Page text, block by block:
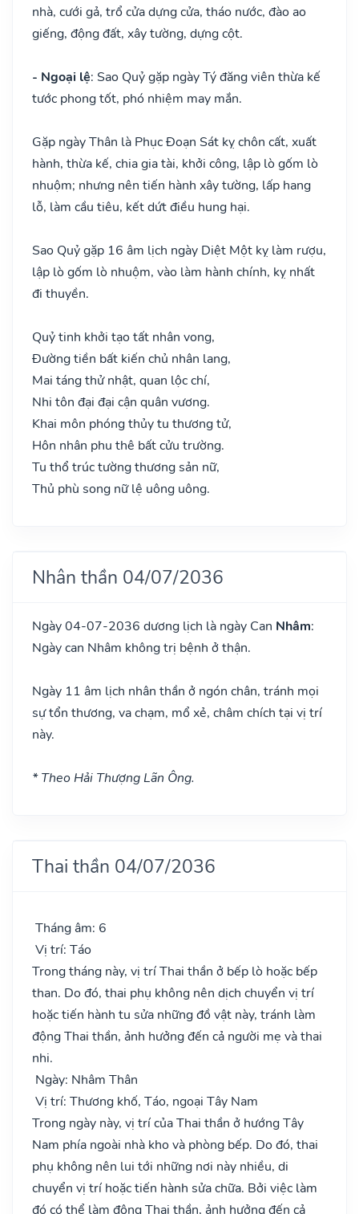
nhà, cưới gả, trổ cửa dựng cửa, tháo nước, đào ao
giếng, động đất, xây tường, dựng cột.
- Ngoại lệ: Sao Quỷ gặp ngày Tý đăng viên thừa kế
tước phong tốt, phó nhiệm may mắn.
Gặp ngày Thân là Phục Đoạn Sát kỵ chôn cất, xuất
hành, thừa kế, chia gia tài, khởi công, lập lò gốm lò
nhuộm; nhưng nên tiến hành xây tường, lấp hang
lỗ, làm cầu tiêu, kết dứt điều hung hại.
Sao Quỷ gặp 16 âm lịch ngày Diệt Một kỵ làm rượu,
lập lò gốm lò nhuộm, vào làm hành chính, kỵ nhất
đi thuyền.
Quỷ tinh khởi tạo tất nhân vong,
Đường tiền bất kiến chủ nhân lang,
Mai táng thử nhật, quan lộc chí,
Nhi tôn đại đại cận quân vương.
Khai môn phóng thủy tu thương tử,
Hôn nhân phu thê bất cửu trường.
Tu thổ trúc tường thương sản nữ,
Thủ phù song nữ lệ uông uông.
Nhân thần 04/07/2036
Ngày 04-07-2036 dương lịch là ngày Can Nhâm:
Ngày can Nhâm không trị bệnh ở thận.
Ngày 11 âm lịch nhân thần ở ngón chân, tránh mọi
sự tổn thương, va chạm, mổ xẻ, châm chích tại vị trí
này.
* Theo Hải Thượng Lãn Ông.
Thai thần 04/07/2036
Tháng âm: 6
Vị trí: Táo
Trong tháng này, vị trí Thai thần ở bếp lò hoặc bếp
than. Do đó, thai phụ không nên dịch chuyển vị trí
hoặc tiến hành tu sửa những đồ vật này, tránh làm
động Thai thần, ảnh hưởng đến cả người mẹ và thai
nhi.
Ngày: Nhâm Thân
Vị trí: Thương khố, Táo, ngoại Tây Nam
Trong ngày này, vị trí của Thai thần ở hướng Tây
Nam phía ngoài nhà kho và phòng bếp. Do đó, thai
phụ không nên lui tới những nơi này nhiều, di
chuyển vị trí hoặc tiến hành sửa chữa. Bởi việc làm
đó có thể làm động Thai thần, ảnh hưởng đến cả